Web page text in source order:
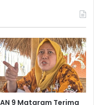
9 Mataram Terima